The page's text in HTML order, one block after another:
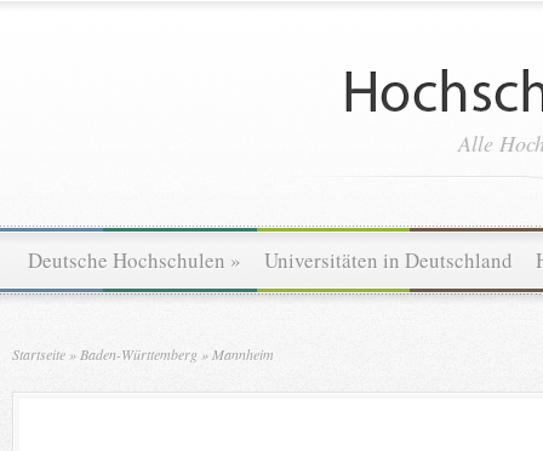
Alle
Deutsche Hochschulen » Universitäten in Deutschland
Startseite » Baden-Württemberg » Mannheim